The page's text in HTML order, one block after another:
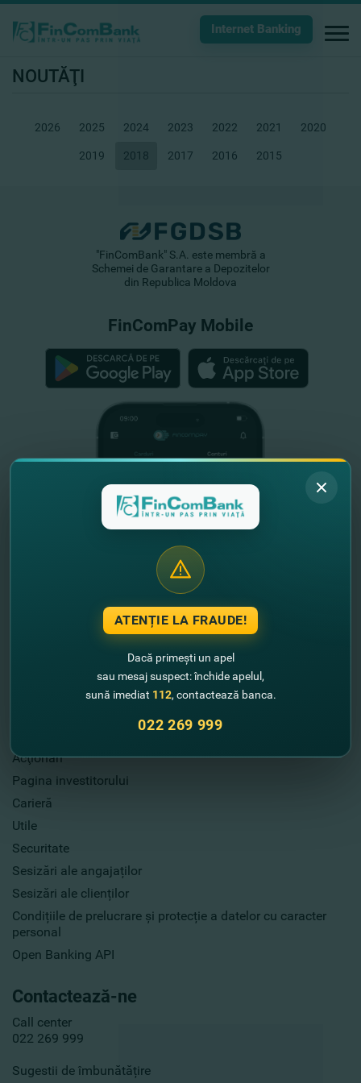
Internet Banking
NOUTĂŢI
2026 2025 2024 2023 2022 2021 2020
2019 2018 2017 2016 2015
Informație utilă
Acţionari
Pagina investitorului
Carieră
Utile
Securitate
Sesizări ale angajaților
Sesizări ale clienților
Condițiile de prelucrare și protecție a datelor cu caracter
personal
Open Banking API
Contactează-ne
Call center
022 269 999
Sugestii de îmbunătățire
"FinComBank" S.A. este membră a
Schemei de Garantare a Depozitelor
din Republica Moldova
FinComPay Mobile
ATENȚIE LA FRAUDE!
Dacă primești un apel
sau mesaj suspect: închide apelul,
sună imediat 112, contactează banca.
022 269 999